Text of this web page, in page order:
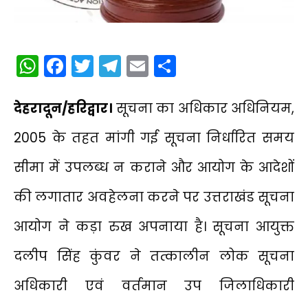
WhatsApp
Facebook
Twitter
Telegram
Email
देहरादून/हरिद्वार। सूचना का अधिकार अधिनियम,
2005 के तहत मांगी गई सूचना निर्धारित समय
सीमा में उपलब्ध न कराने और आयोग के आदेशों
की लगातार अवहेलना करने पर उत्तराखंड सूचना
आयोग ने कड़ा रुख अपनाया है। सूचना आयुक्त
दलीप सिंह कुंवर ने तत्कालीन लोक सूचना
अधिकारी एवं वर्तमान उप जिलाधिकारी